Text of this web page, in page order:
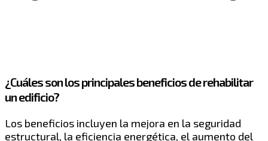
¿Cuáles son los principales beneficios de rehabilitar
un edificio?
Los beneficios incluyen la mejora en la seguridad
estructural, la eficiencia energética, el aumento del